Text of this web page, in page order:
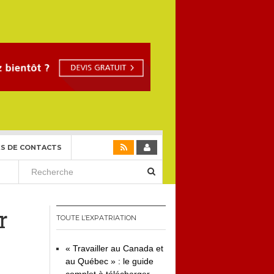
DE CONTACTS
TOUTE L’EXPATRIATION
« Travailler au Canada et
au Québec » : le guide